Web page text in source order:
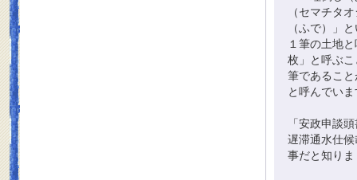
（セマチタ
（ふで）」
１筆の土地
枚」と呼ぶ
筆であるこ
と呼んでいま
「安政申談
遅滞通水仕
事だと知りま